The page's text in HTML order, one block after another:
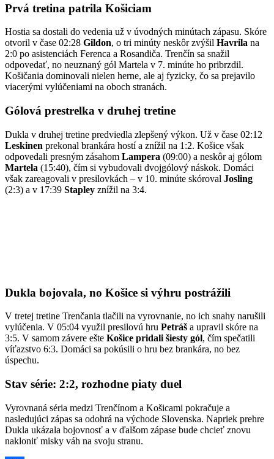
Prvá tretina patrila Košiciam
Hostia sa dostali do vedenia už v úvodných minútach zápasu. Skóre
otvoril v čase 02:28 Gildon, o tri minúty neskôr zvýšil Havrila na
2:0 po asistenciách Ferenca a Rosandiča. Trenčín sa snažil
odpovedať, no neuznaný gól Martela v 7. minúte ho pribrzdil.
Košičania dominovali nielen herne, ale aj fyzicky, čo sa prejavilo
viacerými vylúčeniami na oboch stranách.
Gólová prestrelka v druhej tretine
Dukla v druhej tretine predviedla zlepšený výkon. Už v čase 02:12
Leskinen prekonal brankára hostí a znížil na 1:2. Košice však
odpovedali presným zásahom Lampera (09:00) a neskôr aj gólom
Martela (15:40), čím si vybudovali dvojgólový náskok. Domáci
však zareagovali v presilovkách – v 10. minúte skóroval Josling
(2:3) a v 17:39 Stapley znížil na 3:4.
Dukla bojovala, no Košice si výhru postrážili
V tretej tretine Trenčania tlačili na vyrovnanie, no ich snahy narušili
vylúčenia. V 05:04 využil presilovú hru Petráš a upravil skóre na
3:5. V samom závere ešte Košice pridali šiesty gól, čím spečatili
víťazstvo 6:3. Domáci sa pokúsili o hru bez brankára, no bez
úspechu.
Stav série: 2:2, rozhodne piaty duel
Vyrovnaná séria medzi Trenčínom a Košicami pokračuje a
nasledujúci zápas sa odohrá na východe Slovenska. Napriek prehre
Dukla ukázala bojovnosť a v ďalšom zápase bude chcieť znovu
nakloniť misky váh na svoju stranu.